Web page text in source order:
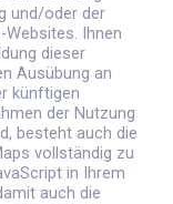
und/oder der
Ihnen
dieser
Ausübung an
künftigen
der Nutzung
besteht auch die
vollständig zu
in Ihrem
auch die